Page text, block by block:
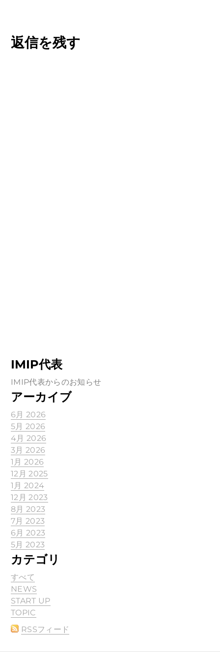
返信を残す
IMIP代表
IMIP代表からのお知らせ
アーカイブ
6月 2026
5月 2026
4月 2026
3月 2026
1月 2026
12月 2025
1月 2024
12月 2023
8月 2023
7月 2023
6月 2023
5月 2023
カテゴリ
すべて
NEWS
START UP
TOPIC
RSSフィード